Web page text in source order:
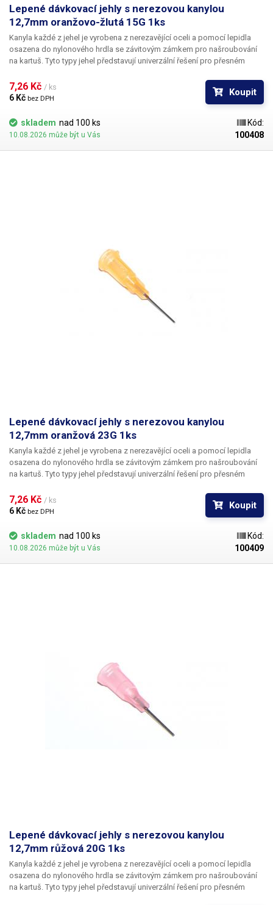
Lepené dávkovací jehly s nerezovou kanylou
12,7mm oranžovo-žlutá 15G 1ks
Kanyla každé z jehel je vyrobena z nerezavějící oceli a pomocí lepidla
osazena do nylonového hrdla se závitovým zámkem pro našroubování
na kartuš. Tyto typy jehel představují univerzální řešení pro přesném
silikony, epoxidy, lepidla... Každá z jehel je vybavena dvojitým závitem a
zámkovým systémem ke spolehlivému a rychlému uchycení
7,26 Kč / ks
6 Kč bez DPH
Koupit
skladem nad 100 ks
10.08.2026 může být u Vás
Kód:
100408
Lepené dávkovací jehly s nerezovou kanylou
12,7mm oranžová 23G 1ks
Kanyla každé z jehel je vyrobena z nerezavějící oceli a pomocí lepidla
osazena do nylonového hrdla se závitovým zámkem pro našroubování
na kartuš. Tyto typy jehel představují univerzální řešení pro přesném
silikony, epoxidy, lepidla... Každá z jehel je vybavena dvojitým závitem a
zámkovým systémem ke spolehlivému a rychlému uchycení
7,26 Kč / ks
6 Kč bez DPH
Koupit
skladem nad 100 ks
10.08.2026 může být u Vás
Kód:
100409
Lepené dávkovací jehly s nerezovou kanylou
12,7mm růžová 20G 1ks
Kanyla každé z jehel je vyrobena z nerezavějící oceli a pomocí lepidla
osazena do nylonového hrdla se závitovým zámkem pro našroubování
na kartuš. Tyto typy jehel představují univerzální řešení pro přesném